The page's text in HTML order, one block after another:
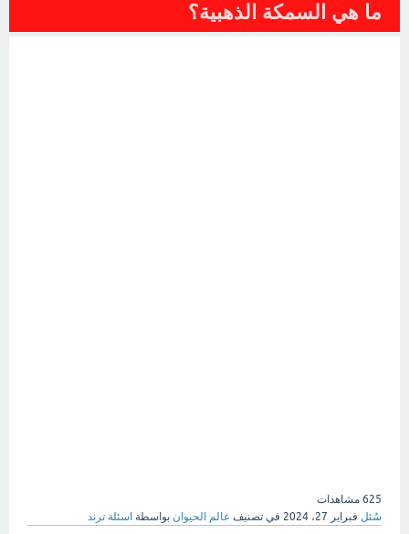
ما هي السمكة الذهبية؟
625 مشاهدات
سُئل فبراير 27، 2024 في تصنيف عالم الحيوان بواسطة اسئلة ترند